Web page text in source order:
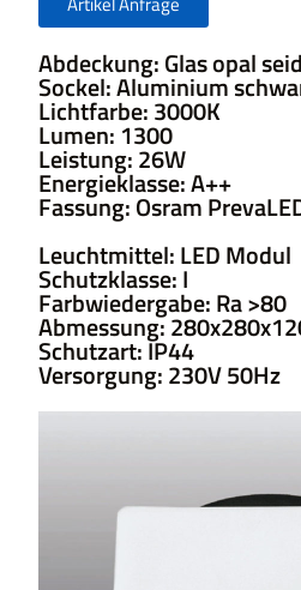
Abdeckung: Glas opal
Sockel: Aluminium
Lichtfarbe: 3000K
Lumen: 1300
Leistung: 26W
Energieklasse: A++
Fassung: Osram
Leuchtmittel: LED Modul
Schutzklasse: I
Farbwiedergabe: Ra >80
Abmessung:
Schutzart: IP44
Versorgung: 230V 50Hz